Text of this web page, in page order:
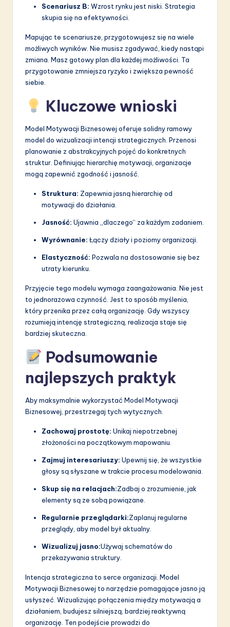
Scenariusz B: Wzrost rynku jest niski. Strategia
skupia się na efektywności.
Mapując te scenariusze, przygotowujesz się na wiele
możliwych wyników. Nie musisz zgadywać, kiedy nastąpi
zmiana. Masz gotowy plan dla każdej możliwości. Ta
przygotowanie zmniejsza ryzyko i zwiększa pewność
siebie.
Kluczowe wnioski
Model Motywacji Biznesowej oferuje solidny ramowy
model do wizualizacji intencji strategicznych. Przenosi
planowanie z abstrakcyjnych pojęć do konkretnych
struktur. Definiując hierarchię motywacji, organizacje
mogą zapewnić zgodność i jasność.
Struktura: Zapewnia jasną hierarchię od
motywacji do działania.
Jasność: Ujawnia „dlaczego“ za każdym zadaniem.
Wyrównanie: Łączy działy i poziomy organizacji.
Elastyczność: Pozwala na dostosowanie się bez
utraty kierunku.
Przyjęcie tego modelu wymaga zaangażowania. Nie jest
to jednorazowa czynność. Jest to sposób myślenia,
który przenika przez całą organizację. Gdy wszyscy
rozumieją intencję strategiczną, realizacja staje się
bardziej skuteczna.
Podsumowanie
najlepszych praktyk
Aby maksymalnie wykorzystać Model Motywacji
Biznesowej, przestrzegaj tych wytycznych.
Zachowaj prostotę: Unikaj niepotrzebnej
złożoności na początkowym mapowaniu.
Zajmuj interesariuszy: Upewnij się, że wszystkie
głosy są słyszane w trakcie procesu modelowania.
Skup się na relacjach:Zadbaj o zrozumienie, jak
elementy są ze sobą powiązane.
Regularnie przeglądarki:Zaplanuj regularne
przeglądy, aby model był aktualny.
Wizualizuj jasno:Używaj schematów do
przekazywania struktury.
Intencja strategiczna to serce organizacji. Model
Motywacji Biznesowej to narzędzie pomagające jasno ją
usłyszeć. Wizualizując połączenia między motywacją a
działaniem, budujesz silniejszą, bardziej reaktywną
organizację. Ten podejście prowadzi do